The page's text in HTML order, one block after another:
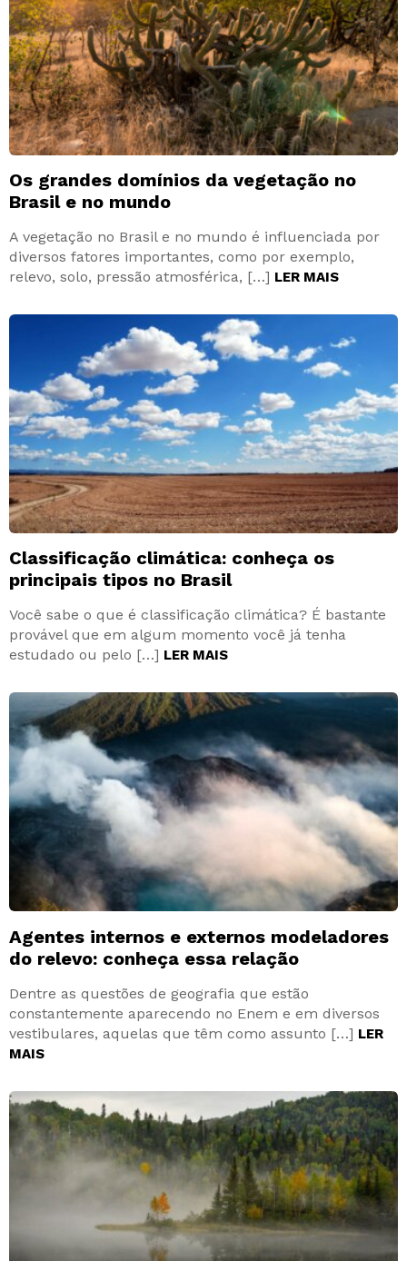
Os grandes domínios da vegetação no
Brasil e no mundo
A vegetação no Brasil e no mundo é influenciada por
diversos fatores importantes, como por exemplo,
relevo, solo, pressão atmosférica, […] LER MAIS
Classificação climática: conheça os
principais tipos no Brasil
Você sabe o que é classificação climática? É bastante
provável que em algum momento você já tenha
estudado ou pelo […] LER MAIS
Agentes internos e externos modeladores
do relevo: conheça essa relação
Dentre as questões de geografia que estão
constantemente aparecendo no Enem e em diversos
vestibulares, aquelas que têm como assunto […] LER
MAIS